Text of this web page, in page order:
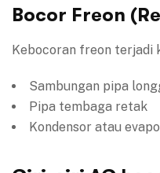
Bocor Freon
Kebocoran freon terjadi
Sambungan pipa
Pipa tembaga retak
Kondensor atau